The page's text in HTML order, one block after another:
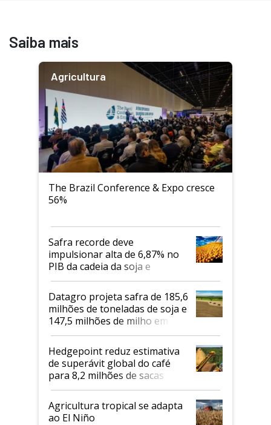
Saiba mais
Agricultura
The Brazil Conference & Expo cresce
56%
Safra recorde deve
impulsionar alta de 6,87% no
PIB da cadeia da soja e
biodiesel em 2026
Datagro projeta safra de 185,6
milhões de toneladas de soja e
147,5 milhões de milho em
2026/27
Hedgepoint reduz estimativa
de superávit global do café
para 8,2 milhões de sacas
Agricultura tropical se adapta
ao El Niño